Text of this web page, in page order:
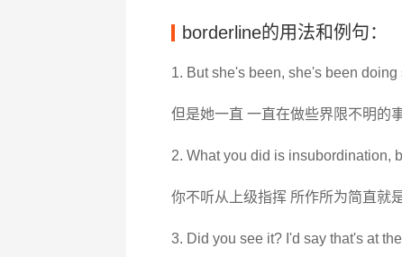
borderline的用法和例句：
1. But she's been, she's been
但是她一直 一直在做些界限不明的
2. What you did is insubordination,
你不听从上级指挥 所作所为简直就
3. Did you see it? I'd say that's at